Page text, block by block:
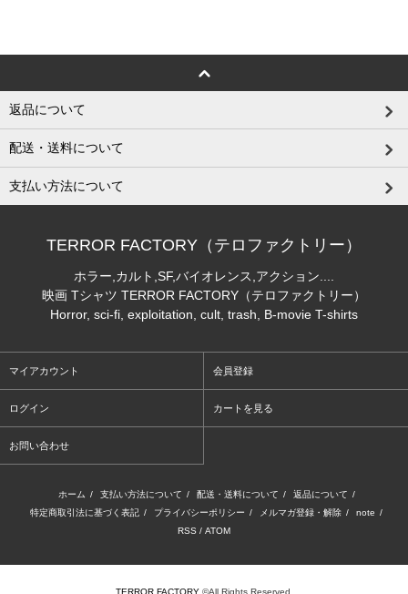
返品について
配送・送料について
支払い方法について
TERROR FACTORY（テロファクトリー）
ホラー,カルト,SF,バイオレンス,アクション....
映画 Tシャツ TERROR FACTORY（テロファクトリー）
Horror, sci-fi, exploitation, cult, trash, B-movie T-shirts
マイアカウント 会員登録
ログイン カートを見る
お問い合わせ
ホーム / 支払い方法について / 配送・送料について / 返品について /
特定商取引法に基づく表記 / プライバシーポリシー / メルマガ登録・解除 / note /
RSS / ATOM
TERROR FACTORY©All Rights Reserved.